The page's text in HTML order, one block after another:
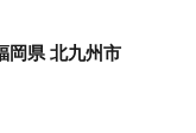
岡県 北九州市